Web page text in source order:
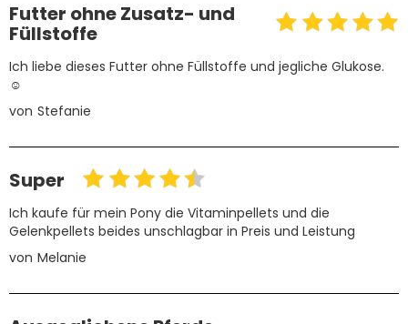
Futter ohne Zusatz- und
Füllstoffe
Ich liebe dieses Futter ohne Füllstoffe und jegliche Glukose.
☺️
von Stefanie
Super
Ich kaufe für mein Pony die Vitaminpellets und die
Gelenkpellets beides unschlagbar in Preis und Leistung
von Melanie